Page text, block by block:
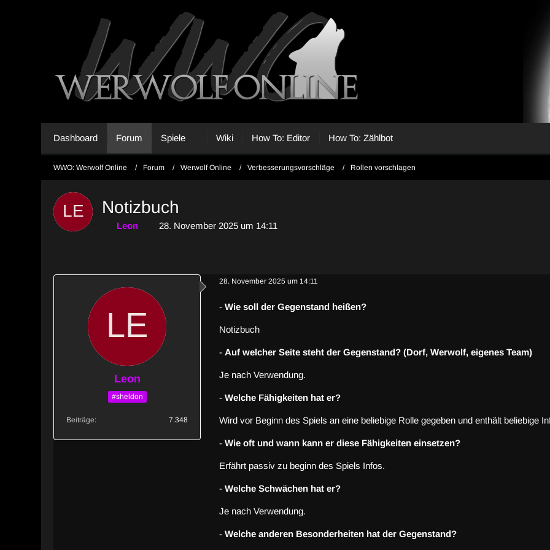
Dashboard Forum Spiele Wiki How To: Editor How To: Zählbot
WWO: Werwolf Online Forum Werwolf Online Verbesserungsvorschläge Rollen vorschlagen
Notizbuch
Leon 28. November 2025 um 14:11
Leon
#sheldon
Beiträge 7.348
28. November 2025 um 14:11
-Wie soll der Gegenstand heißen?
Notizbuch
- Auf welcher Seite steht der Gegenstand? (Dorf, Werwolf, eigenes Team)
Je nach Verwendung.
-Welche Fähigkeiten hat er?
Wird vor Beginn des Spiels an eine beliebige Rolle gegeben und enthält beliebige
-Wie oft und wann kann er diese Fähigkeiten einsetzen?
Erfährt passiv zu beginn des Spiels Infos.
-Welche Schwächen hat er?
Je nach Verwendung.
-Welche anderen Besonderheiten hat der Gegenstand?